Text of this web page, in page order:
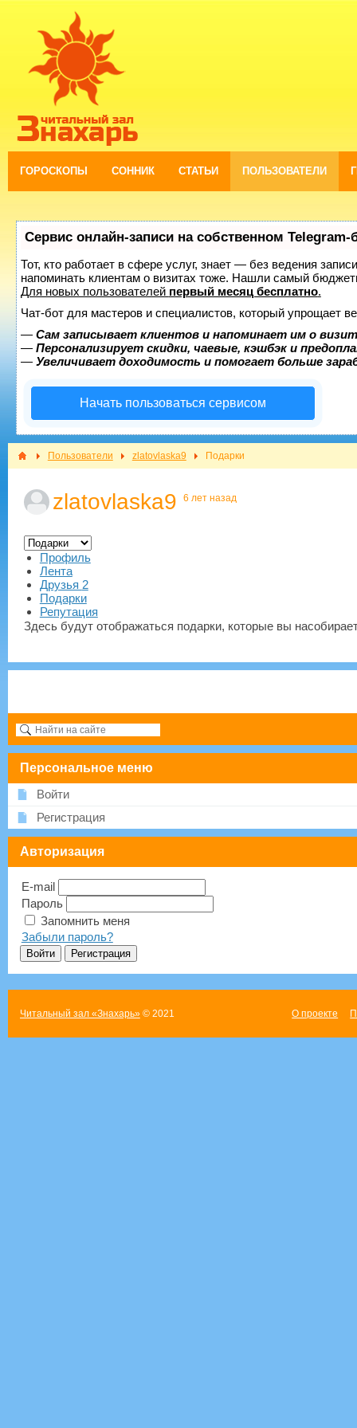
ГОРОСКОПЫ СОННИК СТАТЬИ ПОЛЬЗОВАТЕЛИ
Сервис онлайн-записи на собственном Telegram-
Тот, кто работает в сфере услуг, знает — без ведения
напоминать клиентам о визитах тоже. Нашли самый
Для новых пользователей первый месяц бесплатно.
Чат-бот для мастеров и специалистов, который упрощает
— Сам записывает клиентов и напоминает им о
— Персонализирует скидки, чаевые, кэшбэк и
— Увеличивает доходимость и помогает больше
Начать пользоваться сервисом
Пользователи zlatovlaska9 Подарки
zlatovlaska9 6 лет назад
Профиль
Лента
Друзья 2
Подарки
Репутация
Здесь будут отображаться подарки, которые вы
Персональное меню
Войти
Регистрация
Авторизация
E-mail
Пароль
Запомнить меня
Забыли пароль?
Читальный зал «Знахарь»© 2021 О проекте